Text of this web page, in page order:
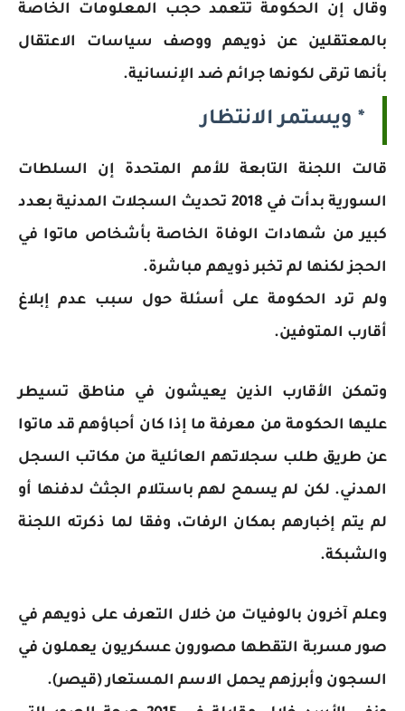
وقال إن الحكومة تتعمد حجب المعلومات الخاصة
بالمعتقلين عن ذويهم ووصف سياسات الاعتقال
بأنها ترقى لكونها جرائم ضد الإنسانية.
* ويستمر الانتظار
قالت اللجنة التابعة للأمم المتحدة إن السلطات
السورية بدأت في 2018 تحديث السجلات المدنية بعدد
كبير من شهادات الوفاة الخاصة بأشخاص ماتوا في
الحجز لكنها لم تخبر ذويهم مباشرة.
ولم ترد الحكومة على أسئلة حول سبب عدم إبلاغ
أقارب المتوفين.
وتمكن الأقارب الذين يعيشون في مناطق تسيطر
عليها الحكومة من معرفة ما إذا كان أحباؤهم قد ماتوا
عن طريق طلب سجلاتهم العائلية من مكاتب السجل
المدني. لكن لم يسمح لهم باستلام الجثث لدفنها أو
لم يتم إخبارهم بمكان الرفات، وفقا لما ذكرته اللجنة
والشبكة.
وعلم آخرون بالوفيات من خلال التعرف على ذويهم في
صور مسربة التقطها مصورون عسكريون يعملون في
السجون وأبرزهم يحمل الاسم المستعار (قيصر).